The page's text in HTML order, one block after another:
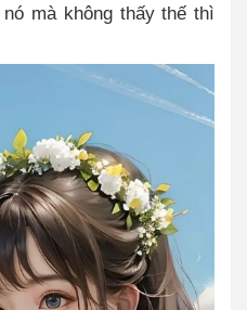
mà không thấy thế thì